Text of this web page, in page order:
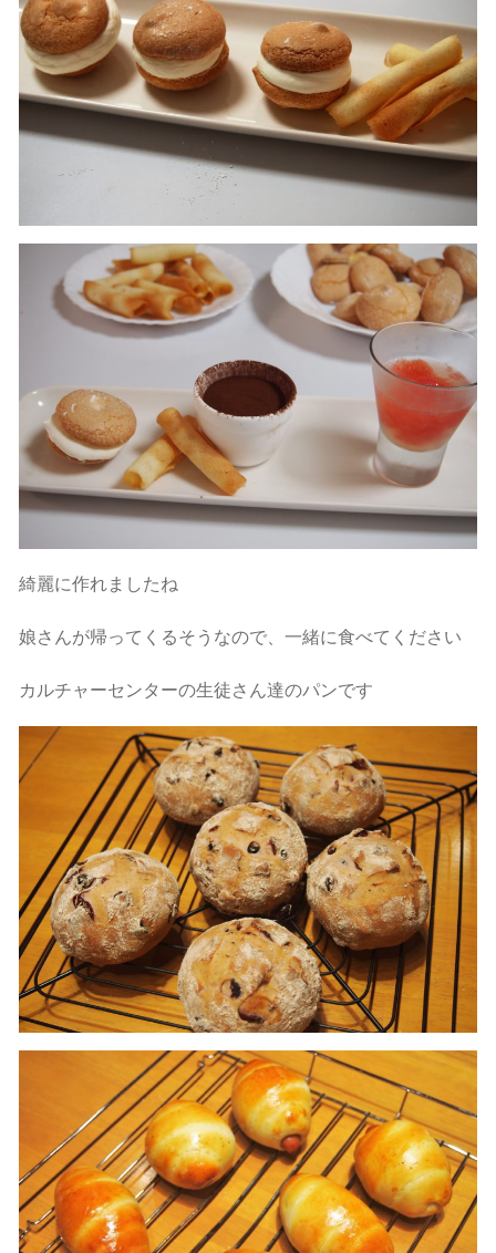
綺麗に作れましたね
娘さんが帰ってくるそうなので、一緒に食べてください
カルチャーセンターの生徒さん達のパンです